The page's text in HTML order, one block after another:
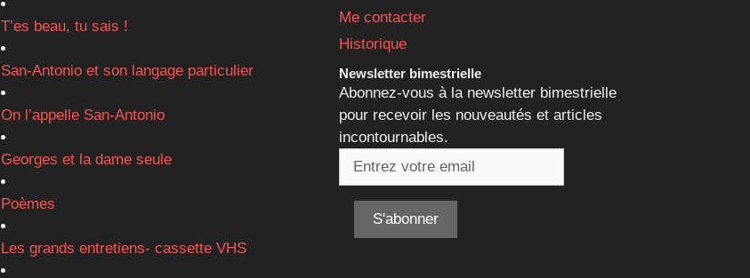
T’es beau, tu sais !
San-Antonio et son langage particulier
On l’appelle San-Antonio
Georges et la dame seule
Poèmes
Les grands entretiens- cassette VHS
Me contacter
Historique
Newsletter bimestrielle
Abonnez-vous à la newsletter bimestrielle
pour recevoir les nouveautés et articles
incontournables.